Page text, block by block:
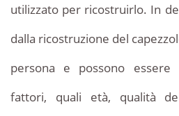
utilizzato per ricostruirlo. In
dalla ricostruzione del
persona e possono essere
fattori, quali età, qualità